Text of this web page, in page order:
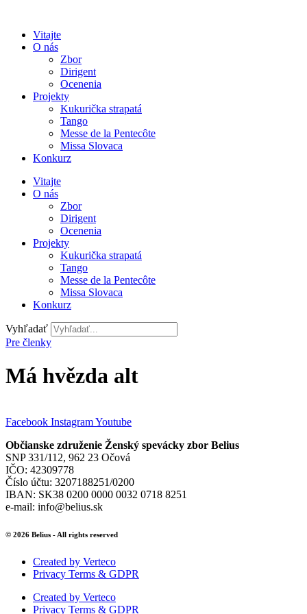
obsah
Vitajte
O nás
Zbor
Dirigent
Ocenenia
Projekty
Kukurička strapatá
Tango
Messe de la Pentecôte
Missa Slovaca
Konkurz
Vitajte
O nás
Zbor
Dirigent
Ocenenia
Projekty
Kukurička strapatá
Tango
Messe de la Pentecôte
Missa Slovaca
Konkurz
Vyhľadať
Pre členky
Má hvězda alt
Facebook InstagramYoutube
Občianske združenie Ženský spevácky zbor Belius
SNP 331/112, 962 23 Očová
IČO: 42309778
Číslo účtu: 3207188251/0200
IBAN: SK38 0200 0000 0032 0718 8251
e-mail: info@belius.sk
© 2026 Belius - All rights reserved
Created by Verteco
Privacy Terms & GDPR
Created by Verteco
Privacy Terms & GDPR